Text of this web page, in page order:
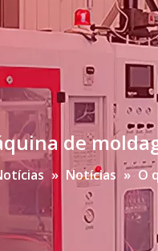
de
» Notícias » O